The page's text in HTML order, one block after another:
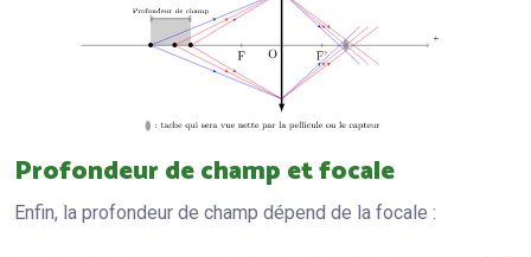
Profondeur de champ et focale
Enfin, la profondeur de champ dépend de la focale :